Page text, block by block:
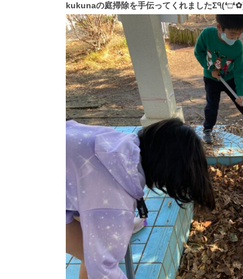
kukunaの庭掃除を手伝ってくれました